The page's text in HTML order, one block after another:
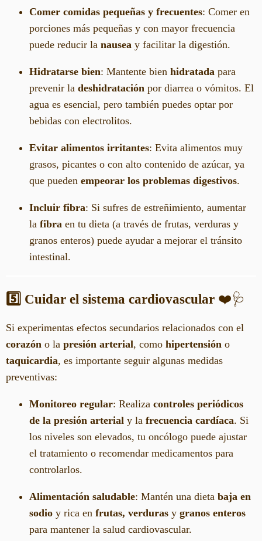
Comer comidas pequeñas y frecuentes: Comer en
porciones más pequeñas y con mayor frecuencia
puede reducir la nausea y facilitar la digestión.
Hidratarse bien: Mantente bien hidratada para
prevenir la deshidratación por diarrea o vómitos. El
agua es esencial, pero también puedes optar por
bebidas con electrolitos.
Evitar alimentos irritantes: Evita alimentos muy
grasos, picantes o con alto contenido de azúcar, ya
que pueden empeorar los problemas digestivos.
Incluir fibra: Si sufres de estreñimiento, aumentar
la fibra en tu dieta (a través de frutas, verduras y
granos enteros) puede ayudar a mejorar el tránsito
intestinal.
5️⃣ Cuidar el sistema cardiovascular ❤️🩺
Si experimentas efectos secundarios relacionados con el
corazón o la presión arterial, como hipertensión o
taquicardia, es importante seguir algunas medidas
preventivas:
Monitoreo regular: Realiza controles periódicos
de la presión arterial y la frecuencia cardíaca. Si
los niveles son elevados, tu oncólogo puede ajustar
el tratamiento o recomendar medicamentos para
controlarlos.
Alimentación saludable: Mantén una dieta baja en
sodio y rica en frutas, verduras y granos enteros
para mantener la salud cardiovascular.